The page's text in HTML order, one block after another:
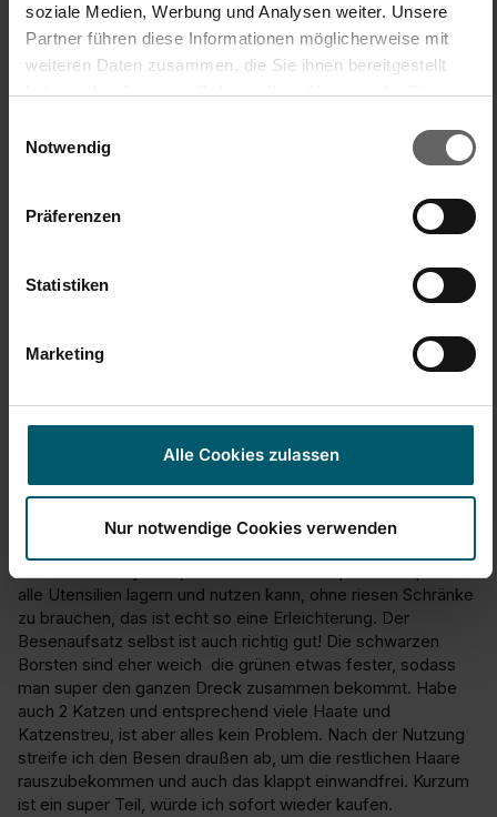
soziale Medien, Werbung und Analysen weiter. Unsere
Partner führen diese Informationen möglicherweise mit
weiteren Daten zusammen, die Sie ihnen bereitgestellt
haben oder die sie im Rahmen Ihrer Nutzung der Dienste
Cookies, wenn Sie unsere Webseite weiterhin nutzen.
Notwendig
Präferenzen
Statistiken
Marketing
Alle Cookies zulassen
Nur notwendige Cookies verwenden
5 1
Calidad del producto
¿Ha sido útil esta opinión? hace 2 años
Verified Customer
Macht was es soll - und zwar richtig gut!
Allround Besen Xtra Clean 30 cm
Hab mir durch Zufall das Wischset von Leifheit gekauft und
alle Utensilien lagern und nutzen kann, ohne riesen Schränke
zu brauchen, das ist echt so eine Erleichterung. Der
Besenaufsatz selbst ist auch richtig gut! Die schwarzen
Borsten sind eher weich  die grünen etwas fester, sodass
man super den ganzen Dreck zusammen bekommt. Habe
auch 2 Katzen und entsprechend viele Haate und
Katzenstreu, ist aber alles kein Problem. Nach der Nutzung
streife ich den Besen draußen ab, um die restlichen Haare
rauszubekommen und auch das klappt einwandfrei. Kurzum
ist ein super Teil, würde ich sofort wieder kaufen.